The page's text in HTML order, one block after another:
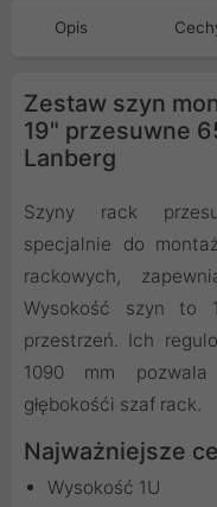
Opis
Zestaw szyn
19" przesuwne
Lanberg
Szyny rack
specjalnie do
rackowych,
Wysokość szyn to
przestrzeń. Ich
1090 mm
głębokośći szaf rack.
Najważniejsze
Wysokość 1U